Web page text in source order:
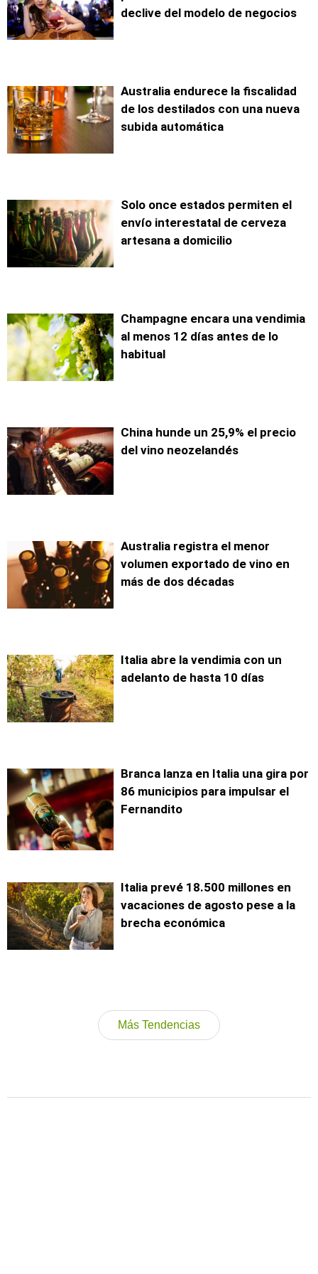
declive del modelo de negocios
Australia endurece la fiscalidad
de los destilados con una nueva
subida automática
Solo once estados permiten el
envío interestatal de cerveza
artesana a domicilio
Champagne encara una vendimia
al menos 12 días antes de lo
habitual
China hunde un 25,9% el precio
del vino neozelandés
Australia registra el menor
volumen exportado de vino en
más de dos décadas
Italia abre la vendimia con un
adelanto de hasta 10 días
Branca lanza en Italia una gira por
86 municipios para impulsar el
Fernandito
Italia prevé 18.500 millones en
vacaciones de agosto pese a la
brecha económica
Más Tendencias